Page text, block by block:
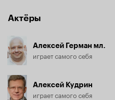
Актёры
Алексей Герман мл.
играет самого себя
Алексей Кудрин
играет самого себя